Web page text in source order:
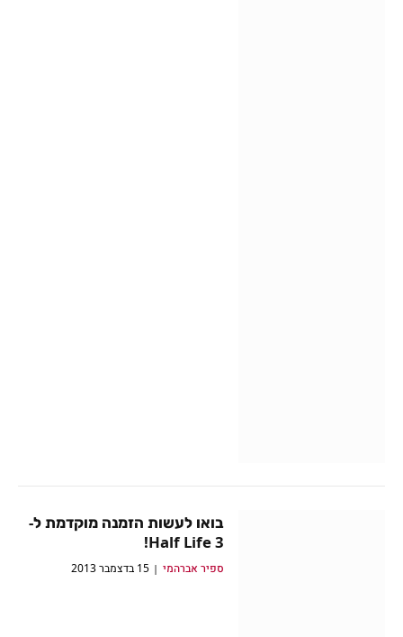
בואו לעשות הזמנה מוקדמת ל-
Half Life 3!
ספיר אברהמי 15 בדצמבר 2013